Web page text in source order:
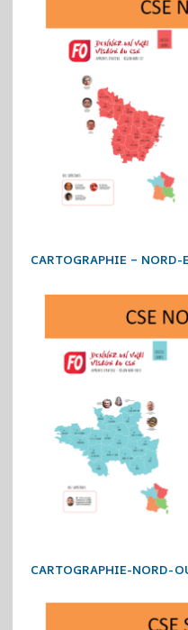
CARTOGRAPHIE – NORD-
CARTOGRAPHIE-NORD-